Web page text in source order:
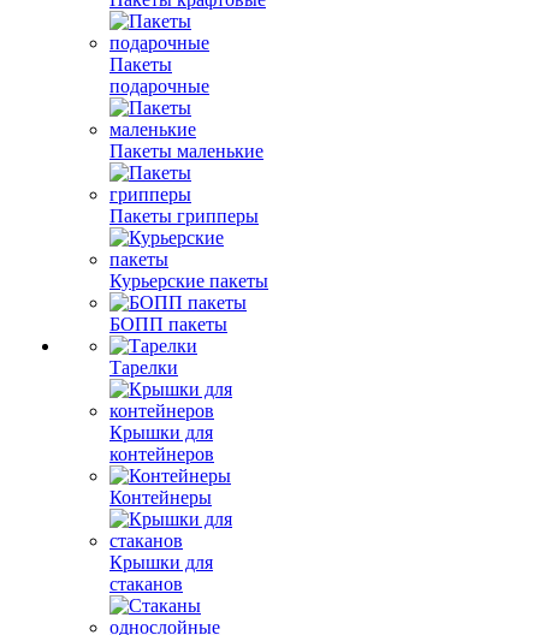
Пакеты
подарочные
Пакеты маленькие
Пакеты грипперы
Курьерские пакеты
БОПП пакеты
Тарелки
Крышки для
контейнеров
Контейнеры
Крышки для
стаканов